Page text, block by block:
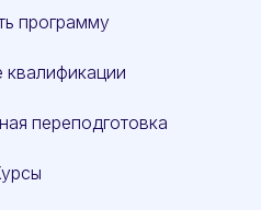
программу
переподготовка